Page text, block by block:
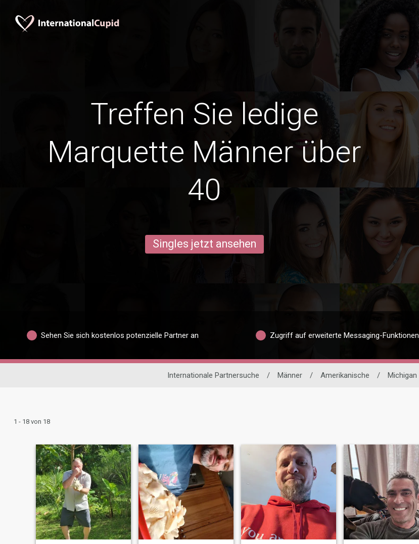
Treffen Sie ledige
Marquette Männer über
40
Singles jetzt ansehen
Sehen Sie sich kostenlos potenzielle Partner an Zugriff auf erweiterte Messaging-Funktionen
Internationale Partnersuche / Männer / Amerikanische / Michigan
1 - 18 von 18